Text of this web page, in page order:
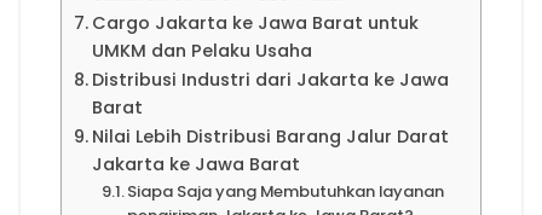
Cargo Jakarta ke Jawa Barat untuk
UMKM dan Pelaku Usaha
Distribusi Industri dari Jakarta ke Jawa
Barat
Nilai Lebih Distribusi Barang Jalur Darat
Jakarta ke Jawa Barat
Siapa Saja yang Membutuhkan layanan